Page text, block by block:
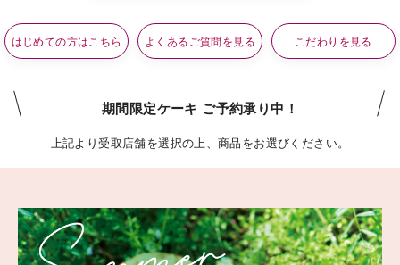
はじめての方はこちら よくあるご質問を見る こだわりを見る
期間限定ケーキ ご予約承り中！
上記より受取店舗を選択の上、商品をお選びください。